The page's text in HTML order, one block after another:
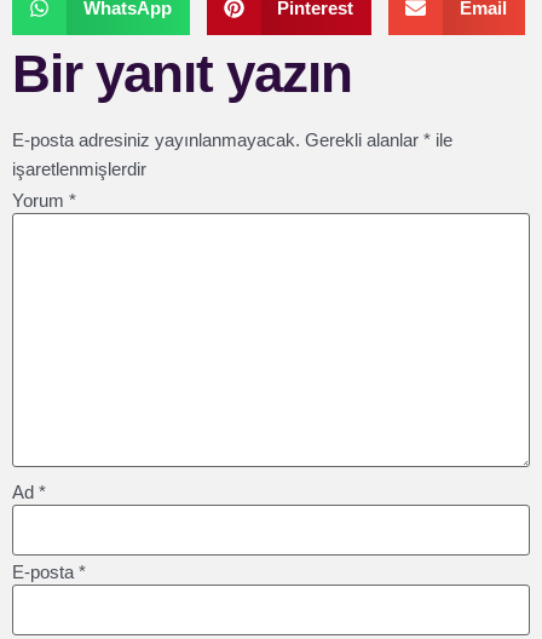
WhatsApp Pinterest Email
Bir yanıt yazın
E-posta adresiniz yayınlanmayacak. Gerekli alanlar * ile
işaretlenmişlerdir
Yorum *
Ad *
E-posta *